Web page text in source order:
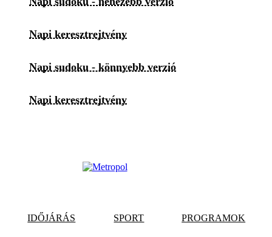
Napi keresztrejtvény
Napi sudoku - könnyebb verzió
Napi keresztrejtvény
IDŐJÁRÁS SPORT PROGRAMOK